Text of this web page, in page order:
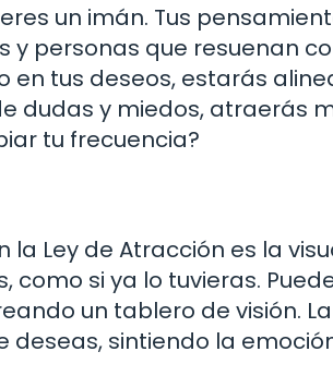
un imán. Tus
personas que resuenan
tus deseos, estarás
dudas y miedos, atraerás
tu frecuencia?
Ley de Atracción es la
si ya lo tuvieras.
un tablero de visión.
sintiendo la